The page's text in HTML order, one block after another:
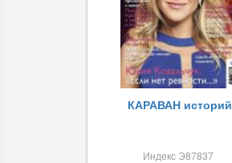
КАРАВАН историй
Индекс Э87837